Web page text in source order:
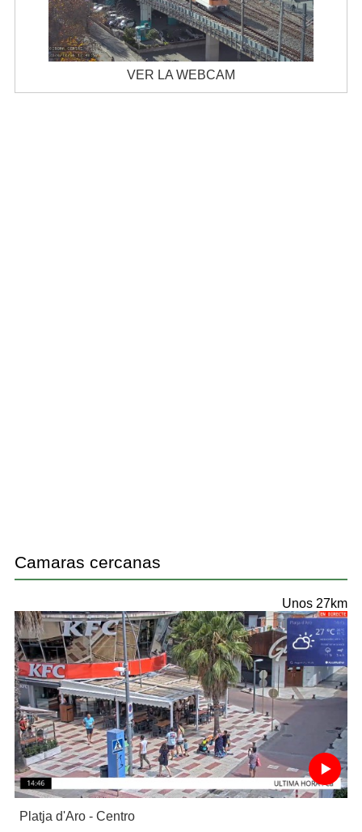
VER LA WEBCAM
Camaras cercanas
Unos 27km
Platja d'Aro - Centro